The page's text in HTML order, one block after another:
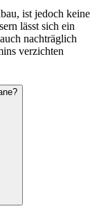
ist jedoch keine
lässt sich ein
nachträglich
verzichten